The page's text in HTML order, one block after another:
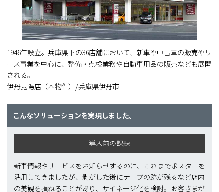
1946年設立。兵庫県下の36店舗において、新車や中古車の販売やリ
ース事業を中心に、整備・点検業務や自動車用品の販売なども展開
される。
伊丹昆陽店（本物件）/兵庫県伊丹市
こんなソリューションを実現しました。
導入前の課題
新車情報やサービスをお知らせするのに、これまでポスターを
活用してきましたが、剥がした後にテープの跡が残るなど店内
の美観を損ねることがあり、サイネージ化を検討。お客さまが